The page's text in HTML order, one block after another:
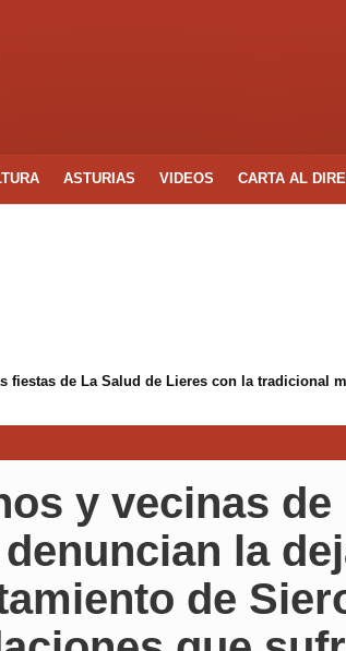
ASTURIAS VIDEOS CARTA AL
fiestas de La Salud de Lieres con la tradicional
y vecinas de
la
de